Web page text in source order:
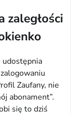
zaległości
Zaufany, nie
abonament”.
się to dziś